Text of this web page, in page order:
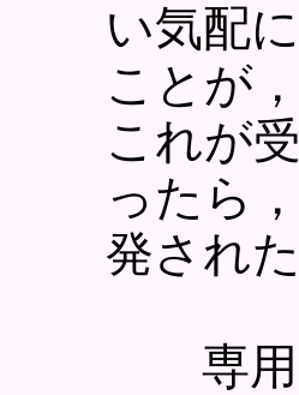
い気配
ことが
これが
ったら
発され
専用